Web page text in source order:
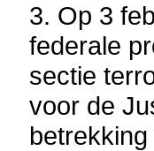
3. Op 3
federale
sectie
voor de